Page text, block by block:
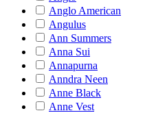
Anglo American
Angulus
Ann Summers
Anna Sui
Annapurna
Anndra Neen
Anne Black
Anne Vest